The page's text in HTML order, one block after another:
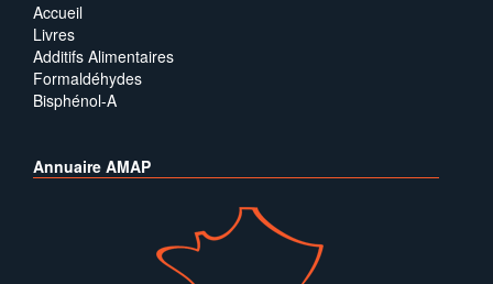
Accueil
Livres
Additifs Alimentaires
Formaldéhydes
Bisphénol-A
Annuaire AMAP